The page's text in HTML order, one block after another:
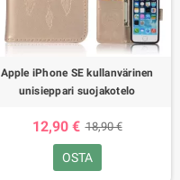
Apple iPhone SE kullanvärinen
unisieppari suojakotelo
12,90 € 18,90 €
OSTA